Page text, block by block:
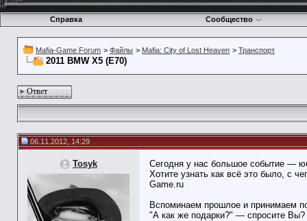
Справка Сообщество
Mafia-Game Forum > Файлы > Mafia: City of Lost Heaven > Транспорт
2011 BMW X5 (E70)
Ответ
06.11.2012, 14:29
Tosyk
Сегодня у нас большое событие —
Хотите узнать как всё это было, с
Game.ru
Вспоминаем прошлое и принимаем
"А как же подарки?" — спросите Вы?